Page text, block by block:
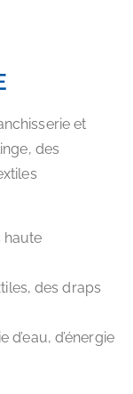
et
des
haute
des draps
d’énergie